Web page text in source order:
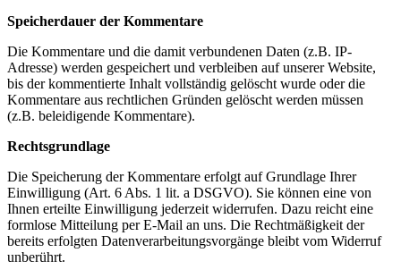
Speicherdauer der Kommentare
Die Kommentare und die damit verbundenen Daten (z.B. IP-
Adresse) werden gespeichert und verbleiben auf unserer Website,
bis der kommentierte Inhalt vollständig gelöscht wurde oder die
Kommentare aus rechtlichen Gründen gelöscht werden müssen
(z.B. beleidigende Kommentare).
Rechtsgrundlage
Die Speicherung der Kommentare erfolgt auf Grundlage Ihrer
Einwilligung (Art. 6 Abs. 1 lit. a DSGVO). Sie können eine von
Ihnen erteilte Einwilligung jederzeit widerrufen. Dazu reicht eine
formlose Mitteilung per E-Mail an uns. Die Rechtmäßigkeit der
bereits erfolgten Datenverarbeitungsvorgänge bleibt vom Widerruf
unberührt.